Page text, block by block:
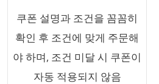
쿠폰 설명과 조건을 꼼꼼히
확인 후 조건에 맞게 주문해
야 하며, 조건 미달 시 쿠폰이
자동 적용되지 않음